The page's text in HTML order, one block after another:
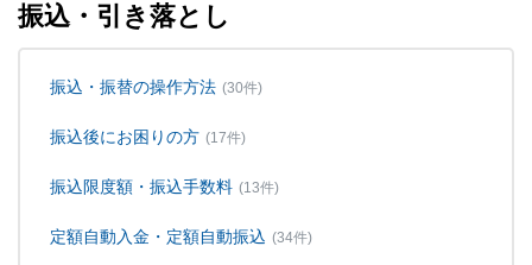
振込・引き落とし
振込・振替の操作方法 (30件)
振込後にお困りの方 (17件)
振込限度額・振込手数料 (13件)
定額自動入金・定額自動振込 (34件)